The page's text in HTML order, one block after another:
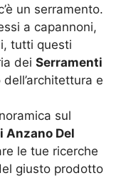
un serramento.
a capannoni,
tutti questi
dei Serramenti
e
sul
Anzano Del
le tue ricerche
giusto prodotto